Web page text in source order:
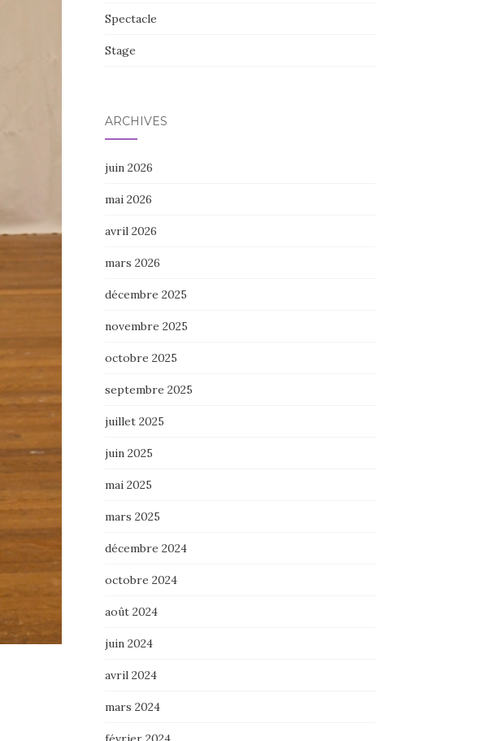
Spectacle
Stage
ARCHIVES
juin 2026
mai 2026
avril 2026
mars 2026
décembre 2025
novembre 2025
octobre 2025
septembre 2025
juillet 2025
juin 2025
mai 2025
mars 2025
décembre 2024
octobre 2024
août 2024
juin 2024
avril 2024
mars 2024